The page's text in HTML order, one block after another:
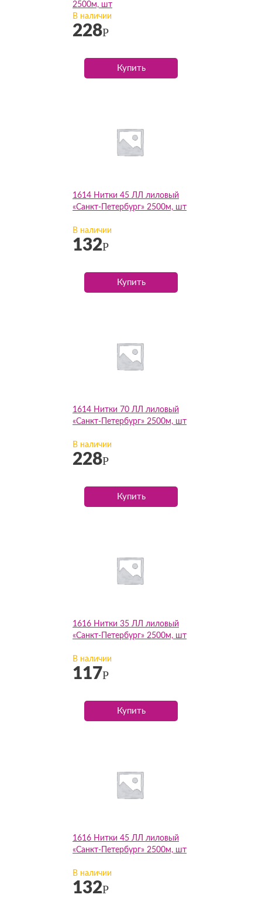
2500м, шт
В наличии
228Р
Купить
1614 Нитки 45 ЛЛ лиловый
«Санкт-Петербург» 2500м, шт
В наличии
132Р
Купить
1614 Нитки 70 ЛЛ лиловый
«Санкт-Петербург» 2500м, шт
В наличии
228Р
Купить
1616 Нитки 35 ЛЛ лиловый
«Санкт-Петербург» 2500м, шт
В наличии
117Р
Купить
1616 Нитки 45 ЛЛ лиловый
«Санкт-Петербург» 2500м, шт
В наличии
132Р